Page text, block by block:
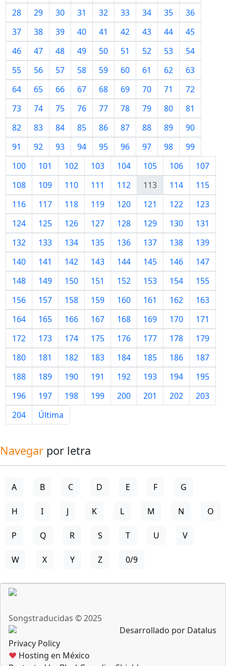
28
29 30 31 32 33 34 35
36
37
38 39 40 41 42 43 44
45
46
47 48 49 50 51 52 53
54
55
56 57 58 59 60 61 62
63
64
65 66 67 68 69 70 71
72
73
74 75 76 77 78 79 80
81
82
83 84 85 86 87 88 89
90
91
92 93 94 95 96 97 98
99
100
101 102 103 104 105 106
107
108
109 110 111 112 113 114
115
116
117 118 119 120 121 122
123
124
125 126 127 128 129 130
131
132
133 134 135 136 137 138
139
140
141 142 143 144 145 146
147
148
149 150 151 152 153 154
155
156
157 158 159 160 161 162
163
164
165 166 167 168 169 170
171
172
173 174 175 176 177 178
179
180
181 182 183 184 185 186
187
188
189 190 191 192 193 194
195
196
197 198 199 200 201 202
203
204
Última
Navegar por letra
A B C D E F G
H I J K L M N O
P Q R S T U V
W X Y Z 0/9
Songstraducidas © 2025
Desarrollado por Datalus
Privacy Policy
♥ Hosting en México